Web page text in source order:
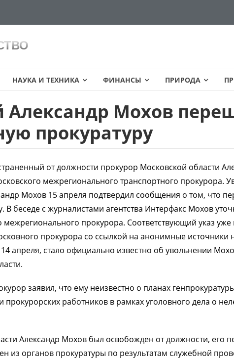
НАУКА И ТЕХНИКА ФИНАНСЫ ПРИРОДА
Мохов
прокуратуру
от должности прокурор Московской области
межрегионального транспортного прокурора.
Мохов 15 апреля подтвердил сообщения о том, что
В беседе с журналистами агентства Интерфакс Мохов
межрегионального прокурора. Соответствующий указ
прокурора со ссылкой на анонимные источники
апреля, стало официально известно об увольнении
заявил, что ему неизвестно о планах
прокурорских работников в рамках уголовного дела о
Александр Мохов был освобожден от должности, его
из органов прокуратуры по результатам служебной